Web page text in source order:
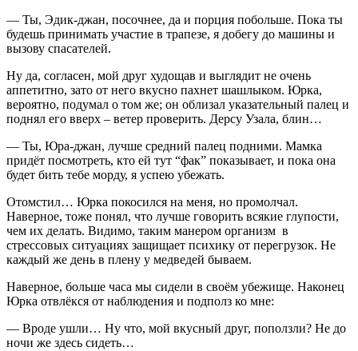
— Ты, Эдик-джан, посочнее, да и порция побольше. Пока ты
будешь принимать участие в трапезе, я добегу до машины и
вызову спасателей.
Ну да, согласен, мой друг худощав и выглядит не очень
аппетитно, зато от него вкусно пахнет шашлыком. Юрка,
вероятно, подумал о том же; он облизал указательный палец и
поднял его вверх – ветер проверить. Дерсу Узала, блин…
— Ты, Юра-джан, лучше средний палец подними. Мамка
придёт посмотреть, кто ей тут “фак” показывает, и пока она
будет бить тебе морду, я успею убежать.
Отомстил… Юрка покосился на меня, но промолчал.
Наверное, тоже понял, что лучше говорить всякие глупости,
чем их делать. Видимо, таким манером организм в
стрессовых ситуациях защищает психику от перегрузок. Не
каждый же день в плену у медведей бываем.
Наверное, больше часа мы сидели в своём убежище. Наконец
Юрка отвлёкся от наблюдения и подполз ко мне:
— Вроде ушли… Ну что, мой вкусный друг, поползли? Не до
ночи же здесь сидеть…